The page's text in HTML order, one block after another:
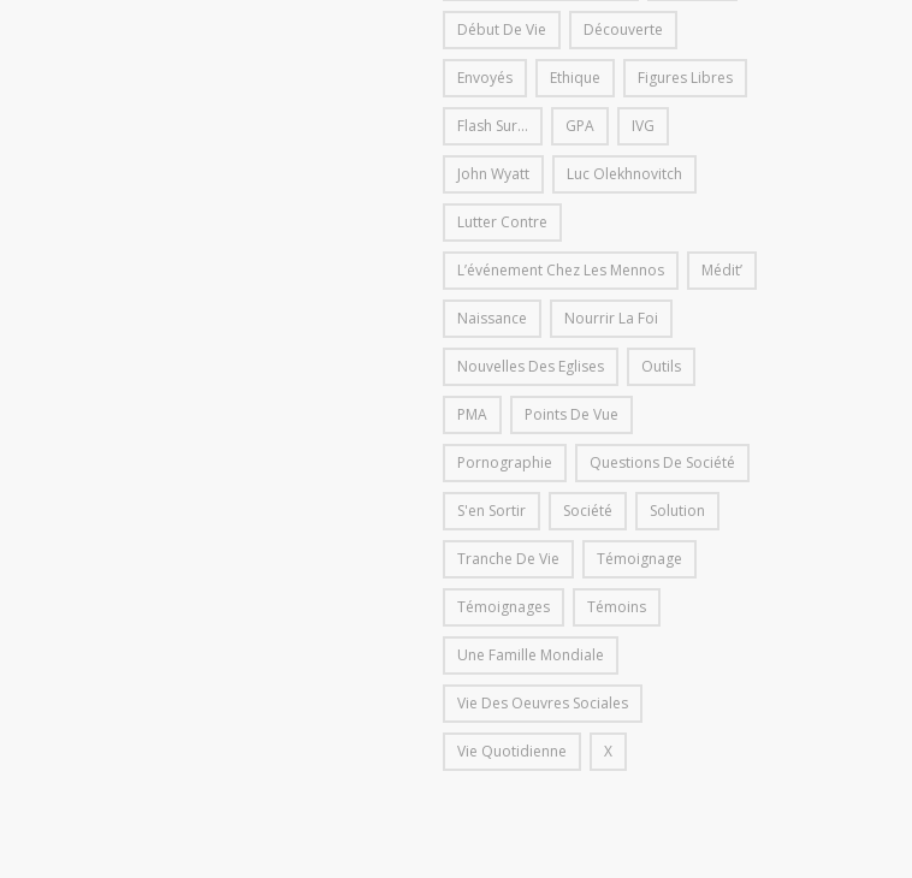
Début De Vie Découverte
Envoyés Ethique Figures Libres
Flash Sur... GPA IVG
John Wyatt Luc Olekhnovitch
Lutter Contre
L’événement Chez Les Mennos Médit’
Naissance Nourrir La Foi
Nouvelles Des Eglises Outils
PMA Points De Vue
Pornographie Questions De Société
S'en Sortir Société Solution
Tranche De Vie Témoignage
Témoignages Témoins
Une Famille Mondiale
Vie Des Oeuvres Sociales
Vie Quotidienne X